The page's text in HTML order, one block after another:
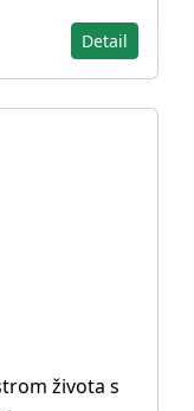
Detail
života s